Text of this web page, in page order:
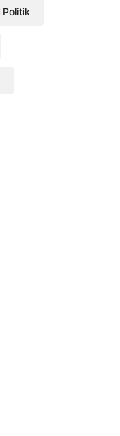
Politik